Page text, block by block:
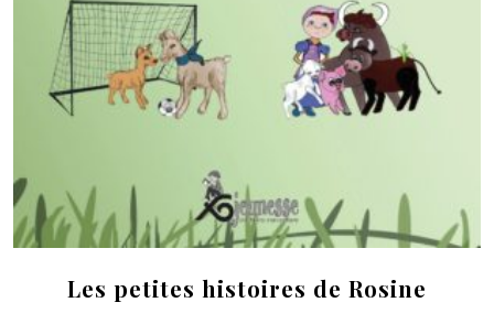
Les petites histoires de Rosine